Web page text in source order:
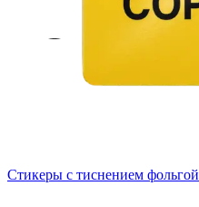
Стикеры с тиснением фольгой